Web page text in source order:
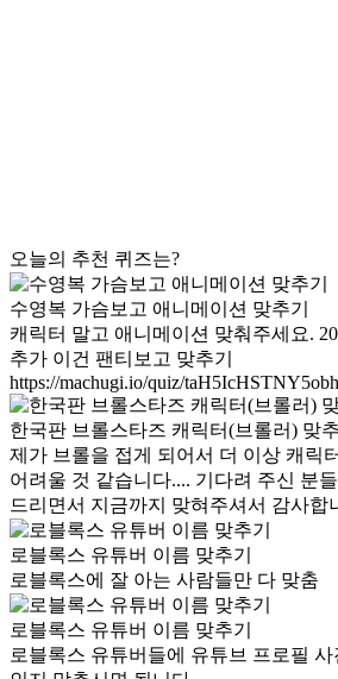
오늘의 추천 퀴즈는?
수영복 가슴보고 애니메이션 맞추기
캐릭터 말고 애니메이션 맞춰주세요.
추가 이건 팬티보고 맞추기
https://machugi.io/quiz/
한국판 브롤스타즈 캐릭터(브롤러) 맞추
제가 브롤을 접게 되어서 더 이상 캐릭
어려울 것 같습니다.... 기다려 주신 분
드리면서 지금까지 맞혀주셔서 감사합
로블록스 유튜버 이름 맞추기
로블록스에 잘 아는 사람들만 다 맞춤
로블록스 유튜버 이름 맞추기
로블록스 유튜버들에 유튜브 프로필